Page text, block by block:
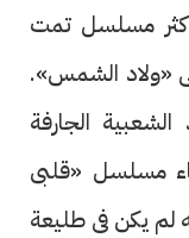
مسلسل تمت
«ولاد الشمس».
الجارفة
مسلسل «قلبى
لم يكن فى طليعة